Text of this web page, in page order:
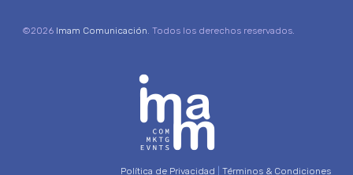
©2026 Imam Comunicación . Todos los derechos reservados.
Política de Privacidad Términos & Condiciones